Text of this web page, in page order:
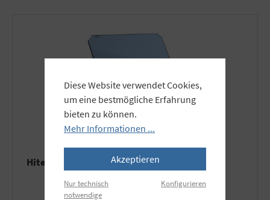
Hitech Farbkorrekturfilter 82B, 100x94mm
Diese Website verwendet Cookies,
um eine bestmögliche Erfahrung
bieten zu können.
Mehr Informationen ...
Akzeptieren
Nur technisch
notwendige
Konfigurieren